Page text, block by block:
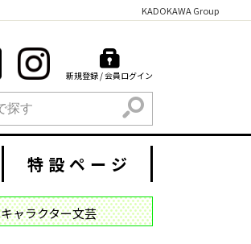
KADOKAWA Group
新規登録 / 会員ログイン
検索
特設ページ
キャラクター文芸